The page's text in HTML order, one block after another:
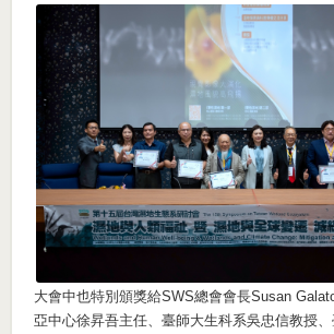
大會中也特別頒獎給SWS總會會長Susan
亞中心徐昇吾主任、臺師大生科系吳忠信教授